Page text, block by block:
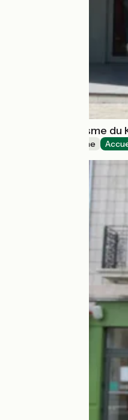
Office de Tourisme du
Offices de Tourisme